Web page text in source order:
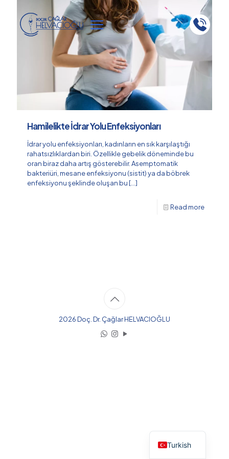
Hamilelikte İdrar Yolu Enfeksiyonları
İdrar yolu enfeksiyonları, kadınların en sık karşılaştığı
rahatsızlıklardan biri. Özellikle gebelik döneminde bu
oran biraz daha artış gösterebilir. Asemptomatik
bakteriüri, mesane enfeksiyonu (sistit) ya da böbrek
enfeksiyonu şeklinde oluşan bu[…]
Read more
2026 Doç. Dr. Çağlar HELVACIOĞLU
Turkish